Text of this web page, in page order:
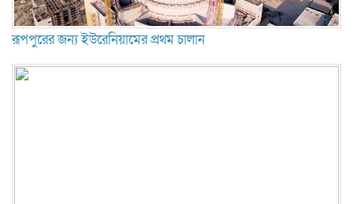
রূপপুরের জন্য ইউরেনিয়ামের প্রথম চালান